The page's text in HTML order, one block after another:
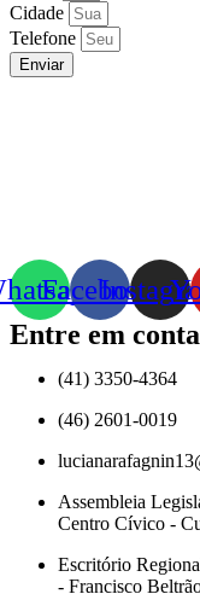
Cidade
Telefone
Enviar
Facebook
Entre em
(41) 3350-4364
(46) 2601-0019
Assembleia
Centro Cívico -
Escritório
- Francisco